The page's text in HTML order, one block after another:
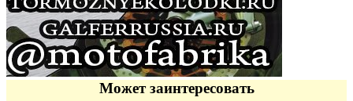
Может заинтересовать